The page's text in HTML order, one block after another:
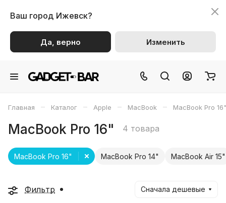
Ваш город Ижевск?
Да, верно Изменить
Главная – Каталог – Apple – MacBook – MacBook Pro 16"
MacBook Pro 16" 4 товара
MacBook Pro 16" MacBook Pro 14" MacBook Air 15"
Фильтр Сначала дешевые